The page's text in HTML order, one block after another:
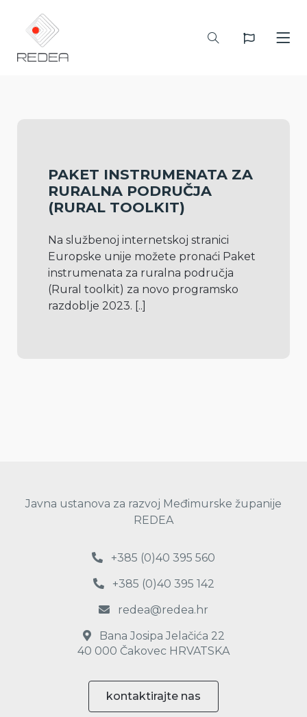
PAKET INSTRUMENATA ZA
RURALNA PODRUČJA
(RURAL TOOLKIT)
Na službenoj internetskoj stranici
Europske unije možete pronaći Paket
instrumenata za ruralna područja
(Rural toolkit) za novo programsko
razdoblje 2023. [..]
Javna ustanova za razvoj Međimurske županije
REDEA
+385 (0)40 395 560
+385 (0)40 395 142
redea@redea.hr
Bana Josipa Jelačića 22
40 000 Čakovec HRVATSKA
kontaktirajte nas